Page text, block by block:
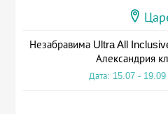
Незабравима Ultra All
Александрия
Дата: 15.07 -